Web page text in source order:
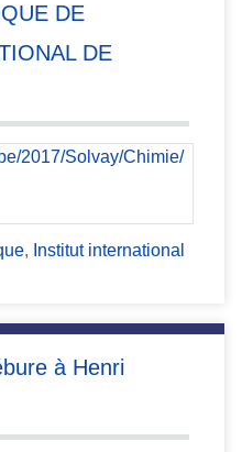
DE
DE
, Institut international
à Henri